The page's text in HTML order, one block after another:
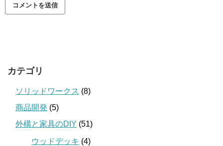
カテゴリ
ソリッドワークス (8)
商品開発 (5)
外構と家具のDIY (51)
ウッドデッキ (4)